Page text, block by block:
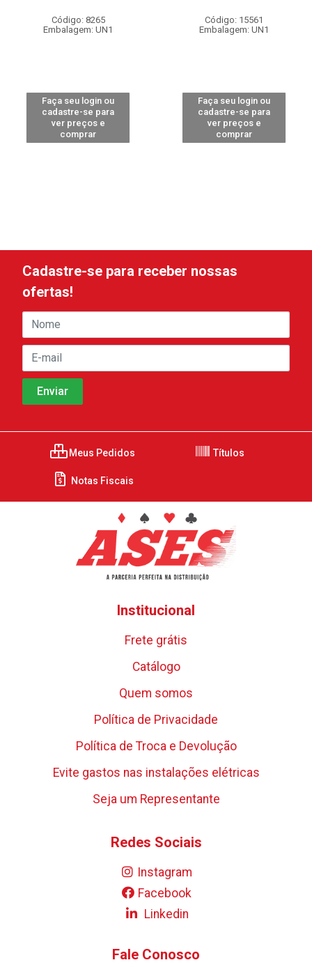
Código: 8265
Embalagem: UN1
Faça seu login ou
cadastre-se para
ver preços e
comprar
Código: 15561
Embalagem: UN1
Faça seu login ou
cadastre-se para
ver preços e
comprar
Cadastre-se para receber nossas
ofertas!
Meus Pedidos Títulos
Notas Fiscais
Institucional
Frete grátis
Catálogo
Quem somos
Política de Privacidade
Política de Troca e Devolução
Evite gastos nas instalações elétricas
Seja um Representante
Redes Sociais
Instagram
Facebook
Linkedin
Fale Conosco